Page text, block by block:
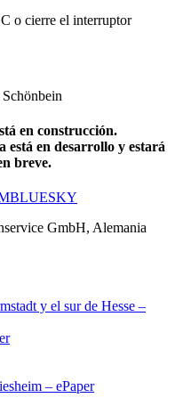
o cierre el interruptor
en construcción.
está en desarrollo y estará
breve.
BLUESKY
GmbH, Alemania
y el sur de Hesse –
– ePaper